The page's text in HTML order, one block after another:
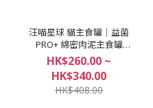
汪喵星球 貓主食罐｜益菌
PRO+ 綿密肉泥主食罐
80g/165g
HK$260.00 ~
HK$340.00
HK$408.00